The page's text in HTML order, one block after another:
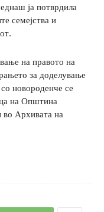
ја потврдила
семејства и
на правото на
за доделување
новороденче се
на Општина
Архивата на